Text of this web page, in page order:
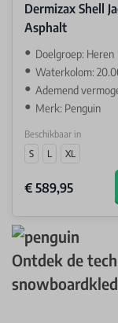
Dermizax Shell
Asphalt
Doelgroep: Heren
Waterkolom:
Ademend vermogen:
Merk: Penguin
Beschikbaar in
S
L XL
€ 589,95
Ontdek de